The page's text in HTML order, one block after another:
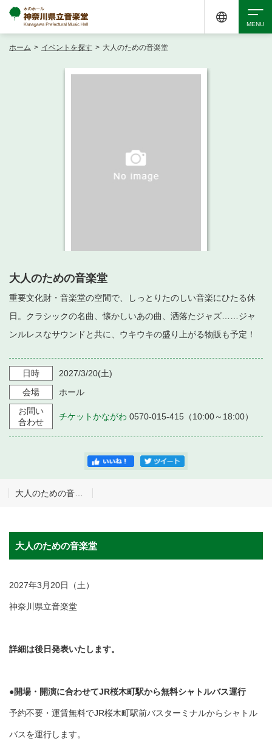
・ フロアマップ
・ 交通案内
・ よくある質問
・ 施設を借りる
・ 空き状況
・ 利用料金
音楽堂について
・ 音楽堂のご案内
・ フロアマップ
・ 芸術参与
・ 建築見学ツアー
神奈川県立音楽堂
ホーム > イベントを探す > 大人のための音楽堂
大人のための音楽堂
重要文化財・音楽堂の空間で、しっとりたのしい音楽にひたる休
日。クラシックの名曲、懐かしいあの曲、洒落たジャズ……ジャ
ンルレスなサウンドと共に、ウキウキの盛り上がる物販も予定！
日時 2027/3/20(土)
会場
ホール
お問い
合わせ
チケットかながわ 0570-015-415（10:00～18:00）
大人のための音楽堂
大人のための音楽堂
2027年3月20日（土）
神奈川県立音楽堂
詳細は後日発表いたします。
●開場・開演に合わせてJR桜木町駅から無料シャトルバス運行
予約不要・運賃無料でJR桜木町駅前バスターミナルからシャトル
バスを運行します。